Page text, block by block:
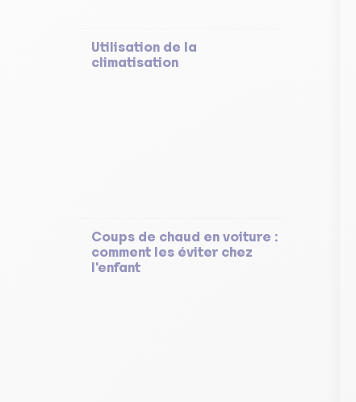
Utilisation de la
climatisation
Coups de chaud en voiture :
comment les éviter chez
l'enfant